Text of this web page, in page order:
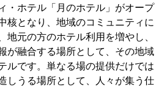
・ホテル「月のホテル」がオープ
核となり、地域のコミュニティに
地元の方のホテル利用を増やし、
が融合する場所として、その地域
ルです。単なる場の提供だけでは
しうる場所として、人々が集う仕